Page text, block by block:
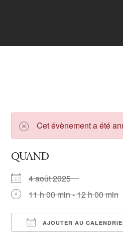
Cet évènement a été
QUAND
4 août 2025
11 h 00 min - 12 h 00 min
AJOUTER AU